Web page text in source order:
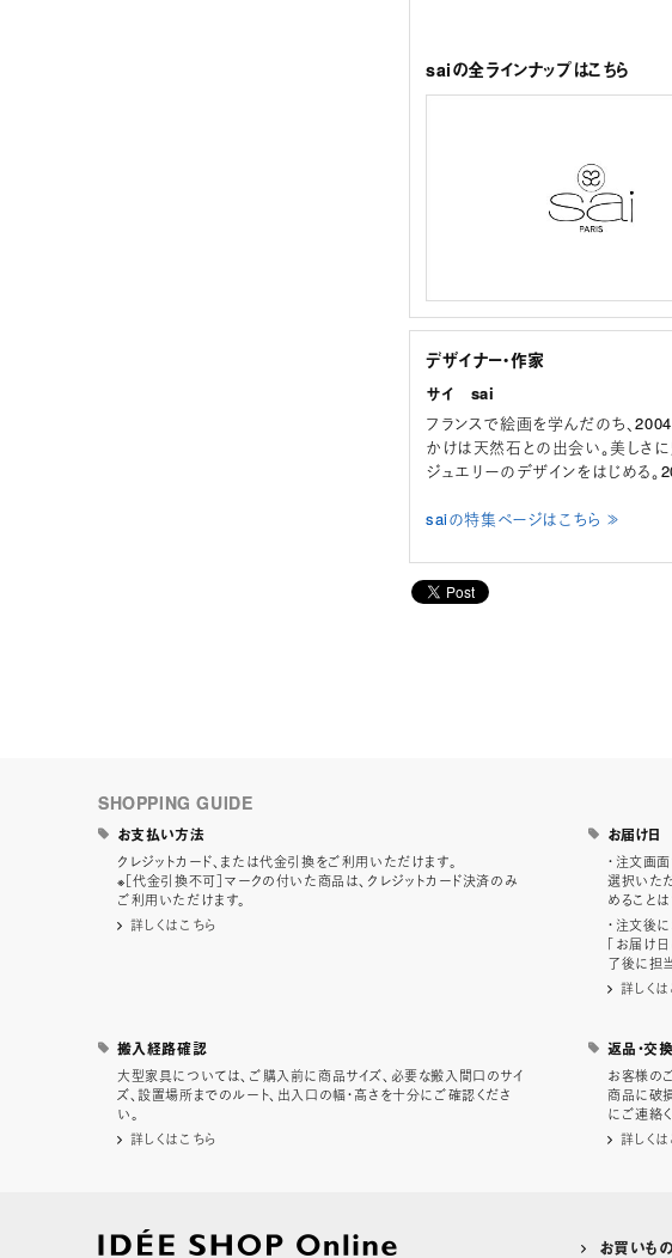
saiの全ラインナップはこちら
デザイナー・作家
サイ sai
フランスで絵画を学んだのち、
かけは天然石との出会い。美しさ
ジュエリーのデザインをはじめる。
saiの特集ページはこちら ≫
SHOPPING GUIDE
お支払い方法
クレジットカード、または代金引換をご利用いただけます。
※［代金引換不可］マークの付いた商品は、クレジットカード決済のみ
ご利用いただけます。
詳しくはこちら
お届け日
・注文画
選択いた
めること
・注文後
「お届け
了後に担
詳しくは
搬入経路確認
大型家具については、ご購入前に商品サイズ、必要な搬入間口のサイ
ズ、設置場所までのルート、出入口の幅・高さを十分にご確認くださ
い。
詳しくはこちら
返品・交換
お客様の
商品に破
にご連絡
詳しくは
お買いも